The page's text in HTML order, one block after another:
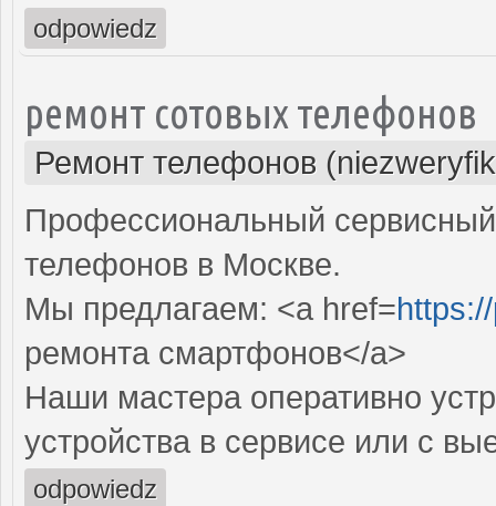
odpowiedz
ремонт сотовых телефонов
Ремонт телефонов
Профессиональный
телефонов в Москве.
Мы предлагаем: <a href=
ремонта смартфонов</a>
Наши мастера оперативно
устройства в сервисе или с
odpowiedz